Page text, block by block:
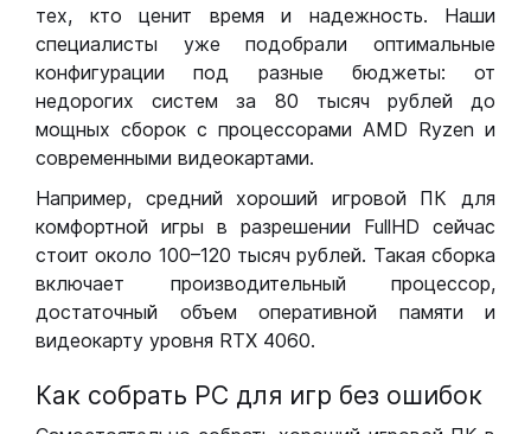
тех, кто ценит время и надежность. Наши
специалисты уже подобрали оптимальные
конфигурации под разные бюджеты: от
недорогих систем за 80 тысяч рублей до
мощных сборок с процессорами AMD Ryzen и
современными видеокартами.
Например, средний хороший игровой ПК для
комфортной игры в разрешении FullHD сейчас
стоит около 100–120 тысяч рублей. Такая сборка
включает производительный процессор,
достаточный объем оперативной памяти и
видеокарту уровня RTX 4060.
Как собрать РС для игр без ошибок